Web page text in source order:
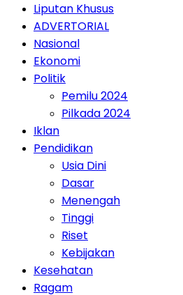
Liputan Khusus
ADVERTORIAL
Nasional
Ekonomi
Politik
Pemilu 2024
Pilkada 2024
Iklan
Pendidikan
Usia Dini
Dasar
Menengah
Tinggi
Riset
Kebijakan
Kesehatan
Ragam